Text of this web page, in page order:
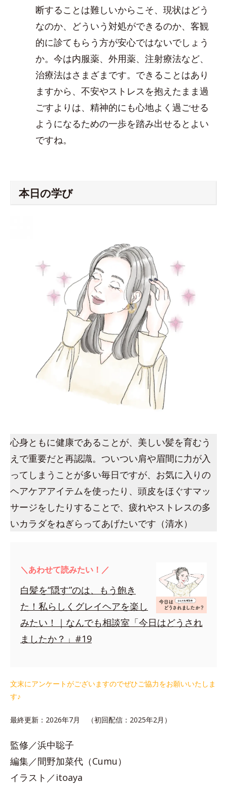
断することは難しいからこそ、現状はどう
なのか、どういう対処ができるのか、客観
的に診てもらう方が安心ではないでしょう
か。今は内服薬、外用薬、注射療法など、
治療法はさまざまです。できることはあり
ますから、不安やストレスを抱えたまま過
ごすよりは、精神的にも心地よく過ごせる
ようになるための一歩を踏み出せるとよい
ですね。
本日の学び
心身ともに健康であることが、美しい髪を育むう
えで重要だと再認識。ついつい肩や眉間に力が入
ってしまうことが多い毎日ですが、お気に入りの
ヘアケアアイテムを使ったり、頭皮をほぐすマッ
サージをしたりすることで、疲れやストレスの多
いカラダをねぎらってあげたいです（清水）
＼あわせて読みたい！／
白髪を“隠す”のは、もう飽き
た！私らしくグレイヘアを楽し
みたい！｜なんでも相談室「今日はどうされ
ましたか？」#19
文末にアンケートがございますのでぜひご協力をお願いいたしま
す♪
最終更新：2026年7月 （初回配信：2025年2月）
監修／浜中聡子
編集／間野加菜代（Cumu）
イラスト／itoaya